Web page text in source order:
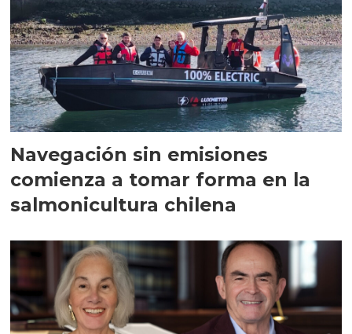
Navegación sin emisiones
comienza a tomar forma en la
salmonicultura chilena